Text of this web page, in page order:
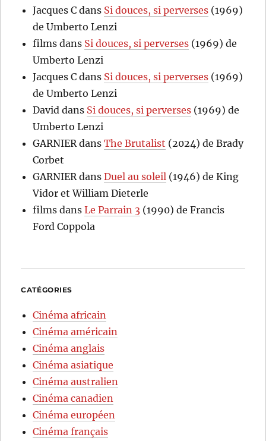
Jacques C dans Si douces, si perverses (1969)
de Umberto Lenzi
films dans Si douces, si perverses (1969) de
Umberto Lenzi
Jacques C dans Si douces, si perverses (1969)
de Umberto Lenzi
David dans Si douces, si perverses (1969) de
Umberto Lenzi
GARNIER dansThe Brutalist (2024) de Brady
Corbet
GARNIER dansDuel au soleil (1946) de King
Vidor et William Dieterle
films dansLe Parrain 3 (1990) de Francis
Ford Coppola
CATÉGORIES
Cinéma africain
Cinéma américain
Cinéma anglais
Cinéma asiatique
Cinéma australien
Cinéma canadien
Cinéma européen
Cinéma français